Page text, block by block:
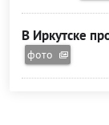
В Иркутске
фото